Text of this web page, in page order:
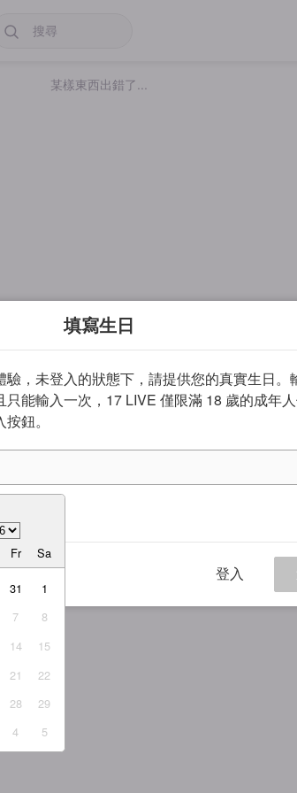
某樣東西出錯了...
填寫生日
，未登入的狀態下，請提供您的真實生日。
能輸入一次，17 LIVE 僅限滿 18 歲的成年人
鈕。
Fr Sa
31
1
7
8
14
15
21
22
28
29
4 5
政策
登入